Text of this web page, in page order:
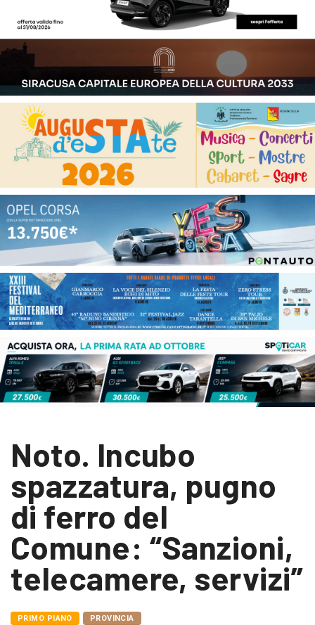
Noto. Incubo
spazzatura, pugno
di ferro del
Comune: “Sanzioni,
telecamere, servizi”
PRIMO PIANO PROVINCIA